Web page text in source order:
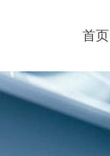
首页